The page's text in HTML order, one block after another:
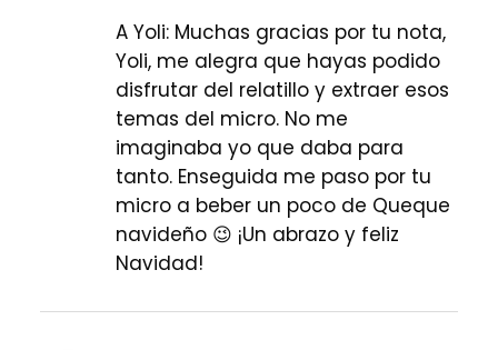
A Yoli: Muchas gracias por tu nota,
Yoli, me alegra que hayas podido
disfrutar del relatillo y extraer esos
temas del micro. No me
imaginaba yo que daba para
tanto. Enseguida me paso por tu
micro a beber un poco de Queque
navideño 😉 ¡Un abrazo y feliz
Navidad!